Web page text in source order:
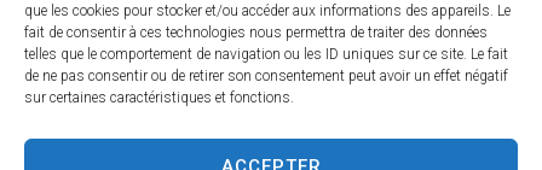
que les cookies pour stocker et/ou accéder aux informations des appareils. Le
fait de consentir à ces technologies nous permettra de traiter des données
telles que le comportement de navigation ou les ID uniques sur ce site. Le fait
de ne pas consentir ou de retirer son consentement peut avoir un effet négatif
sur certaines caractéristiques et fonctions.
Accessibilité